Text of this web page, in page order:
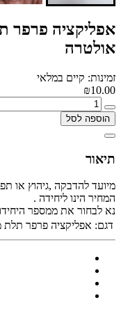
אפליקציה פרפר
אולטרה
זמינות: קיים במלאי
₪10.00
הוספה לסל
תיאור
מיועד להדבקה ,גיהוץ או
המחיר הינו ליחידה .
נא לבחור את ממספר
דגם: אפליקציה פרפר תלת